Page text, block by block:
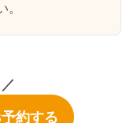
。
約する